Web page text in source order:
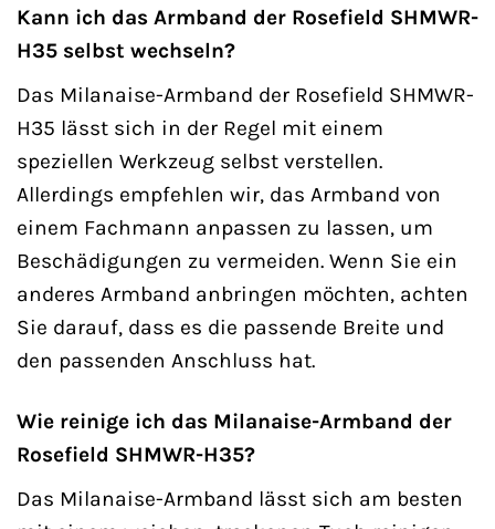
Kann ich das Armband der Rosefield SHMWR-
H35 selbst wechseln?
Das Milanaise-Armband der Rosefield SHMWR-
H35 lässt sich in der Regel mit einem
speziellen Werkzeug selbst verstellen.
Allerdings empfehlen wir, das Armband von
einem Fachmann anpassen zu lassen, um
Beschädigungen zu vermeiden. Wenn Sie ein
anderes Armband anbringen möchten, achten
Sie darauf, dass es die passende Breite und
den passenden Anschluss hat.
Wie reinige ich das Milanaise-Armband der
Rosefield SHMWR-H35?
Das Milanaise-Armband lässt sich am besten